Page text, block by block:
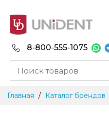
8-800-555-1075
Skip
Главная Каталог брендов